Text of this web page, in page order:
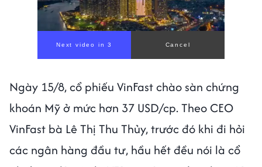
Next video in 1 Cancel
Ngày 15/8, cổ phiếu VinFast chào sàn chứng
khoán Mỹ ở mức hơn 37 USD/cp. Theo CEO
VinFast bà Lê Thị Thu Thủy, trước đó khi đi hỏi
các ngân hàng đầu tư, hầu hết đều nói là cổ